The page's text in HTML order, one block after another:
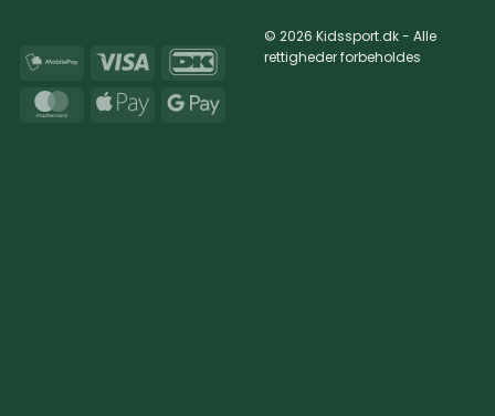
MobilePay Visa DanKort
MasterCardApple
Google
© 2026 Kidssport.dk - Alle
rettigheder forbeholdes